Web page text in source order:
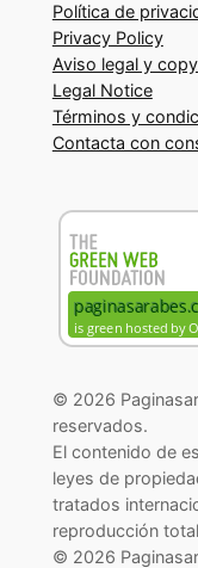
Política de
Privacy Policy
Aviso legal y
Legal Notice
Términos y
Contacta con
© 2026
reservados.
El contenido de
leyes de
tratados
reproducción
© 2026